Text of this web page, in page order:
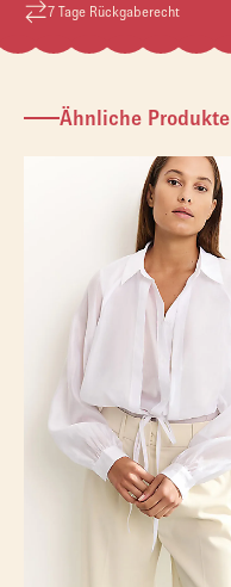
7 Tage Rückgaberecht
Ähnliche Produkte